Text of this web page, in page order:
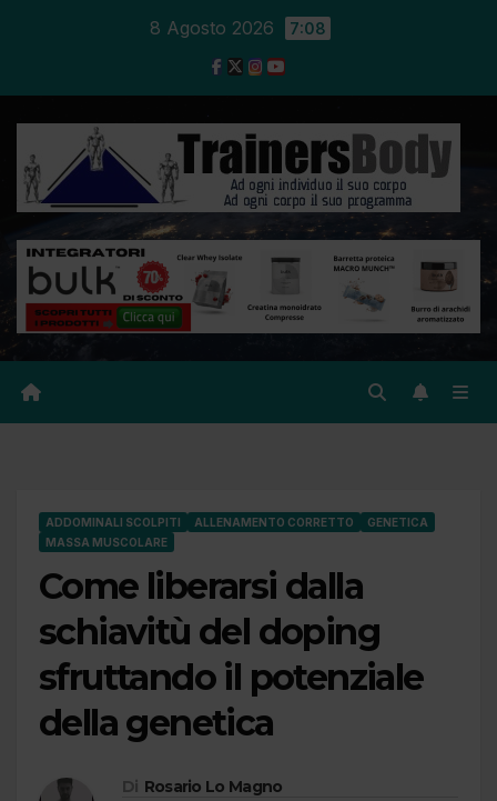
8 Agosto 2026 7:08
ADDOMINALI SCOLPITI ALLENAMENTO CORRETTO
GENETICA
MASSA MUSCOLARE
Come liberarsi dalla
schiavitù del doping
sfruttando il potenziale
della genetica
Di Rosario Lo Magno